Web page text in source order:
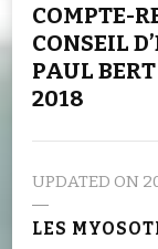
COMPTE-
CONSEIL
PAUL
2018
UPDATED ON
LES